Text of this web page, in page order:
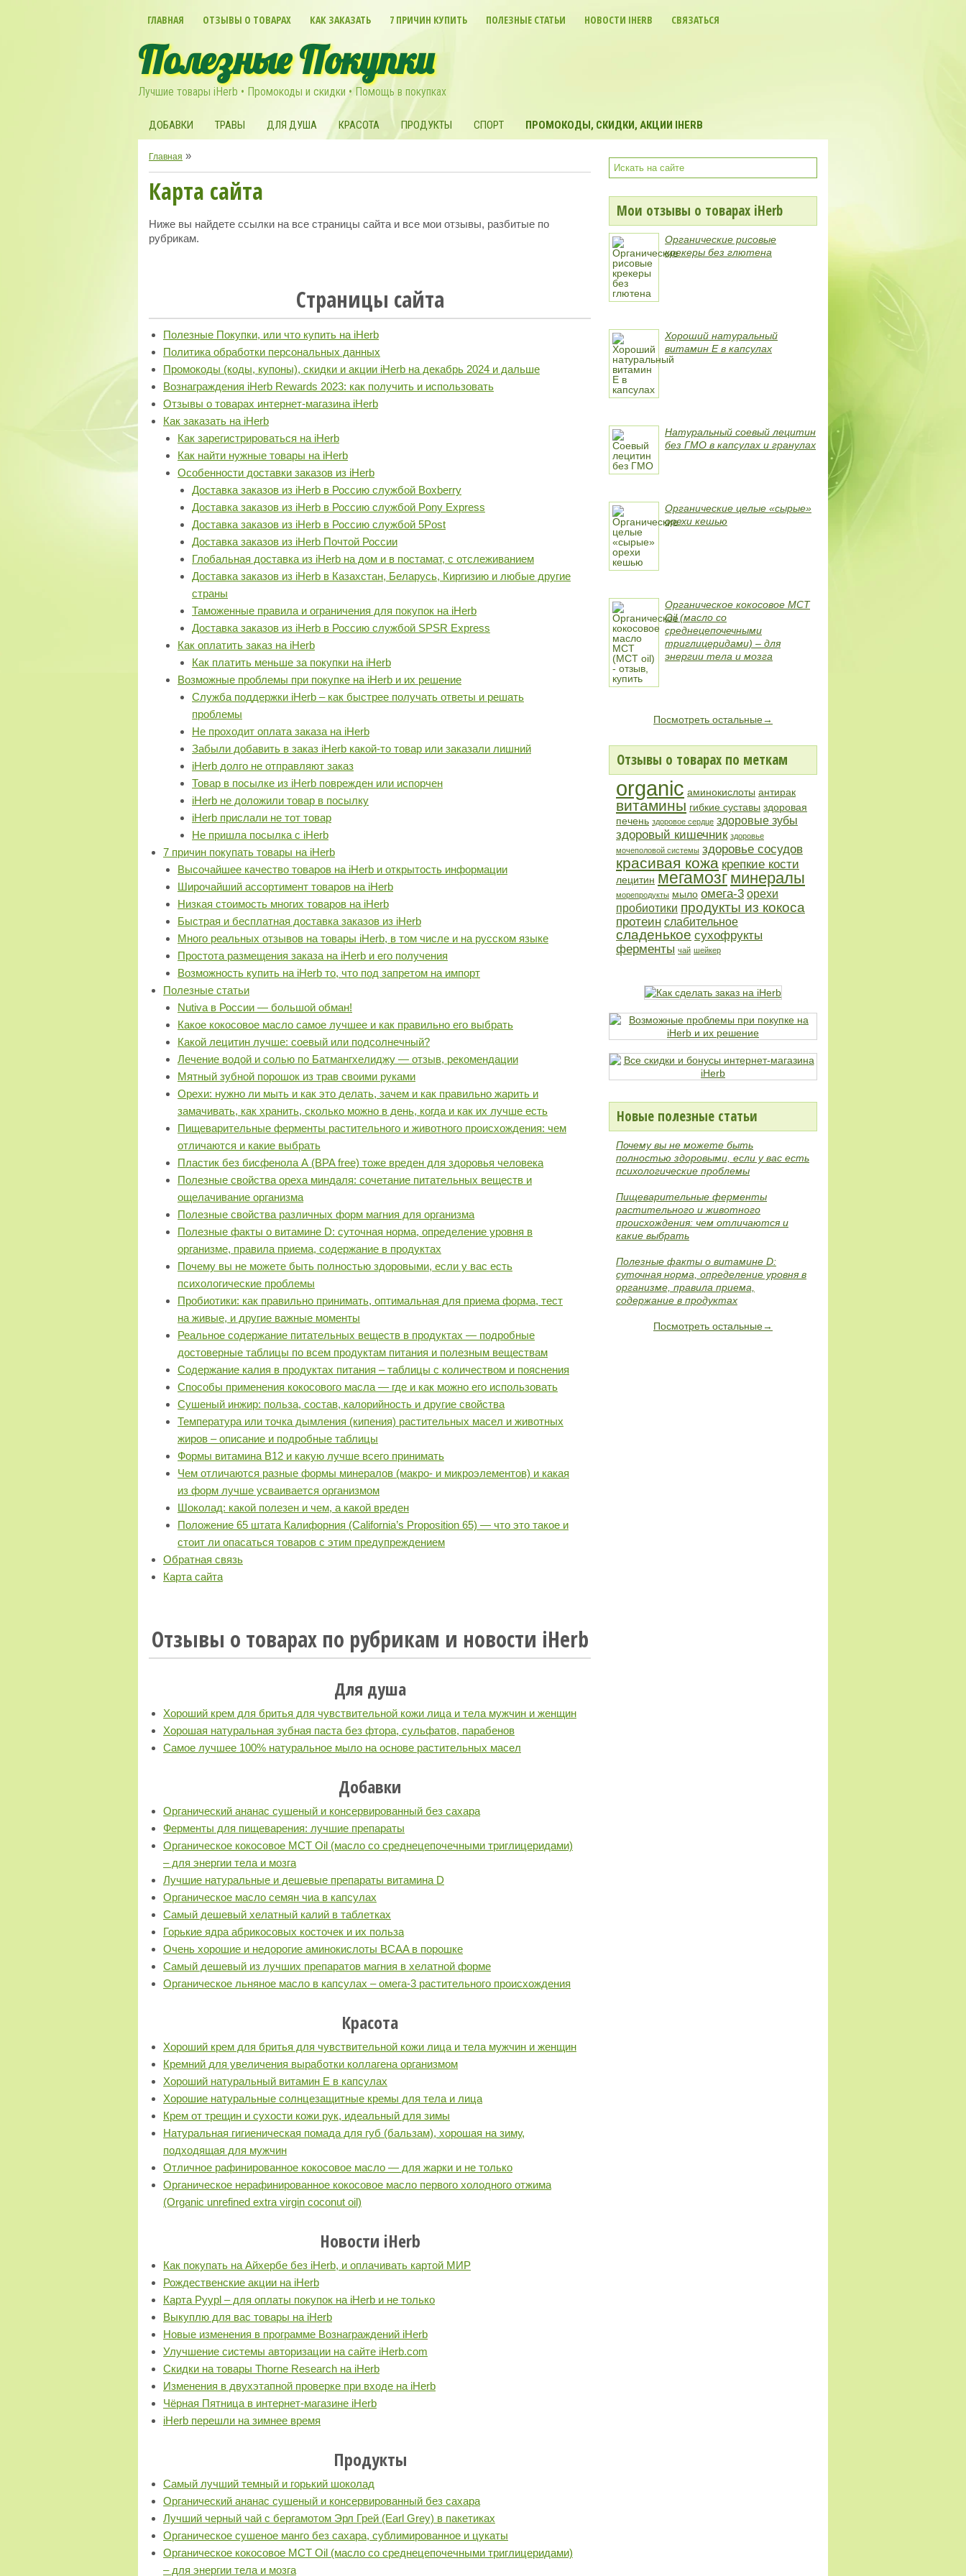
ГЛАВНАЯ ОТЗЫВЫ О ТОВАРАХ КАК ЗАКАЗАТЬ 7 ПРИЧИН КУПИТЬ ПОЛЕЗНЫЕ СТАТЬИ НОВОСТИ IHERB СВЯЗАТЬСЯ
Полезные Покупки
Лучшие товары iHerb • Промокоды и скидки • Помощь в покупках
ДОБАВКИ ТРАВЫ ДЛЯ ДУША КРАСОТА ПРОДУКТЫ СПОРТ ПРОМОКОДЫ, СКИДКИ, АКЦИИ IHERB
Главная »
Карта сайта
Ниже вы найдете ссылки на все страницы сайта и все мои отзывы, разбитые по
рубрикам.
Страницы сайта
Полезные Покупки, или что купить на iHerb
Политика обработки персональных данных
Промокоды (коды, купоны), скидки и акции iHerb на декабрь 2024 и дальше
Вознаграждения iHerb Rewards 2023: как получить и использовать
Отзывы о товарах интернет-магазина iHerb
Как заказать на iHerb
Как зарегистрироваться на iHerb
Как найти нужные товары на iHerb
Особенности доставки заказов из iHerb
Доставка заказов из iHerb в Россию службой Boxberry
Доставка заказов из iHerb в Россию службой Pony Express
Доставка заказов из iHerb в Россию службой 5Post
Доставка заказов из iHerb Почтой России
Глобальная доставка из iHerb на дом и в постамат, с отслеживанием
Доставка заказов из iHerb в Казахстан, Беларусь, Киргизию и любые другие
страны
Таможенные правила и ограничения для покупок на iHerb
Доставка заказов из iHerb в Россию службой SPSR Express
Как оплатить заказ на iHerb
Как платить меньше за покупки на iHerb
Возможные проблемы при покупке на iHerb и их решение
Служба поддержки iHerb – как быстрее получать ответы и решать
проблемы
Не проходит оплата заказа на iHerb
Забыли добавить в заказ iHerb какой-то товар или заказали лишний
iHerb долго не отправляют заказ
Товар в посылке из iHerb поврежден или испорчен
iHerb не доложили товар в посылку
iHerb прислали не тот товар
Не пришла посылка с iHerb
7 причин покупать товары на iHerb
Высочайшее качество товаров на iHerb и открытость информации
Широчайший ассортимент товаров на iHerb
Низкая стоимость многих товаров на iHerb
Быстрая и бесплатная доставка заказов из iHerb
Много реальных отзывов на товары iHerb, в том числе и на русском языке
Простота размещения заказа на iHerb и его получения
Возможность купить на iHerb то, что под запретом на импорт
Полезные статьи
Nutiva в России — большой обман!
Какое кокосовое масло самое лучшее и как правильно его выбрать
Какой лецитин лучше: соевый или подсолнечный?
Лечение водой и солью по Батмангхелиджу — отзыв, рекомендации
Мятный зубной порошок из трав своими руками
Орехи: нужно ли мыть и как это делать, зачем и как правильно жарить и
замачивать, как хранить, сколько можно в день, когда и как их лучше есть
Пищеварительные ферменты растительного и животного происхождения: чем
отличаются и какие выбрать
Пластик без бисфенола А (BPA free) тоже вреден для здоровья человека
Полезные свойства ореха миндаля: сочетание питательных веществ и
ощелачивание организма
Полезные свойства различных форм магния для организма
Полезные факты о витамине D: суточная норма, определение уровня в
организме, правила приема, содержание в продуктах
Почему вы не можете быть полностью здоровыми, если у вас есть
психологические проблемы
Пробиотики: как правильно принимать, оптимальная для приема форма, тест
на живые, и другие важные моменты
Реальное содержание питательных веществ в продуктах — подробные
достоверные таблицы по всем продуктам питания и полезным веществам
Содержание калия в продуктах питания – таблицы с количеством и пояснения
Способы применения кокосового масла — где и как можно его использовать
Сушеный инжир: польза, состав, калорийность и другие свойства
Температура или точка дымления (кипения) растительных масел и животных
жиров – описание и подробные таблицы
Формы витамина B12 и какую лучше всего принимать
Чем отличаются разные формы минералов (макро- и микроэлементов) и какая
из форм лучше усваивается организмом
Шоколад: какой полезен и чем, а какой вреден
Положение 65 штата Калифорния (California’s Proposition 65) — что это такое и
стоит ли опасаться товаров с этим предупреждением
Обратная связь
Карта сайта
Отзывы о товарах по рубрикам и новости iHerb
Для душа
Хороший крем для бритья для чувствительной кожи лица и тела мужчин и женщин
Хорошая натуральная зубная паста без фтора, сульфатов, парабенов
Самое лучшее 100% натуральное мыло на основе растительных масел
Добавки
Органический ананас сушеный и консервированный без сахара
Ферменты для пищеварения: лучшие препараты
Органическое кокосовое MCT Oil (масло со среднецепочечными триглицеридами)
– для энергии тела и мозга
Лучшие натуральные и дешевые препараты витамина D
Органическое масло семян чиа в капсулах
Самый дешевый хелатный калий в таблетках
Горькие ядра абрикосовых косточек и их польза
Очень хорошие и недорогие аминокислоты BCAA в порошке
Самый дешевый из лучших препаратов магния в хелатной форме
Органическое льняное масло в капсулах – омега-3 растительного происхождения
Красота
Хороший крем для бритья для чувствительной кожи лица и тела мужчин и женщин
Кремний для увеличения выработки коллагена организмом
Хороший натуральный витамин Е в капсулах
Хорошие натуральные солнцезащитные кремы для тела и лица
Крем от трещин и сухости кожи рук, идеальный для зимы
Натуральная гигиеническая помада для губ (бальзам), хорошая на зиму,
подходящая для мужчин
Отличное рафинированное кокосовое масло — для жарки и не только
Органическое нерафинированное кокосовое масло первого холодного отжима
(Organic unrefined extra virgin coconut oil)
Новости iHerb
Как покупать на Айхербе без iHerb, и оплачивать картой МИР
Рождественские акции на iHerb
Карта Pyypl – для оплаты покупок на iHerb и не только
Выкуплю для вас товары на iHerb
Новые изменения в программе Вознаграждений iHerb
Улучшение системы авторизации на сайте iHerb.com
Скидки на товары Thorne Research на iHerb
Изменения в двухэтапной проверке при входе на iHerb
Чёрная Пятница в интернет-магазине iHerb
iHerb перешли на зимнее время
Продукты
Самый лучший темный и горький шоколад
Органический ананас сушеный и консервированный без сахара
Лучший черный чай с бергамотом Эрл Грей (Earl Grey) в пакетиках
Органическое сушеное манго без сахара, сублимированное и цукаты
Органическое кокосовое MCT Oil (масло со среднецепочечными триглицеридами)
– для энергии тела и мозга
Мои отзывы о товарах iHerb
Органические рисовые
крекеры без глютена
Хороший натуральный
витамин Е в капсулах
Натуральный соевый лецитин
без ГМО в капсулах и гранулах
Органические целые «сырые»
орехи кешью
Органическое кокосовое MCT
Oil (масло со
среднецепочечными
триглицеридами) – для
энергии тела и мозга
Посмотреть остальные→
Отзывы о товарах по меткам
organic аминокислоты антирак
витамины гибкие суставы здоровая
печень здоровое сердце здоровые зубы
здоровый кишечник здоровье
мочеполовой системы здоровье сосудов
красивая кожа крепкие кости
лецитин мегамозг минералы
морепродукты мыло омега-3 орехи
пробиотики продукты из кокоса
протеин слабительное
сладенькое сухофрукты
ферменты чай шейкер
Новые полезные статьи
Почему вы не можете быть
полностью здоровыми, если у вас есть
психологические проблемы
Пищеварительные ферменты
растительного и животного
происхождения: чем отличаются и
какие выбрать
Полезные факты о витамине D:
суточная норма, определение уровня в
организме, правила приема,
содержание в продуктах
Посмотреть остальные→